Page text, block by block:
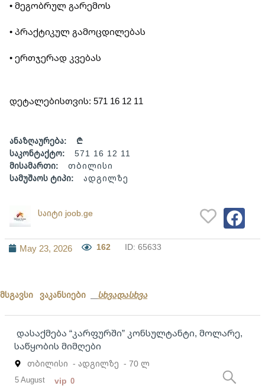
• მეგობრულ გარემოს
• პრაქტიკულ გამოცდილებას
• ერთჯერად კვებას
დეტალებისთვის: 571 16 12 11
ანაზღაურება:
₾
საკონტაქტო:
571 16 12 11
მისამართი:
თბილისი
სამუშაოს ტიპი:
ადგილზე
საიტი joob.ge
May 23, 2026 162 ID: 65633
მსგავსი ვაკანსიები სხვადასხვა
დასაქმება “კარფურში” კონსულტანტი, მოლარე,
საწყობის მიმღები
თბილისი - ადგილზე - 70 ლ
5 August vip 0